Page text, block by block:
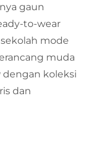
gaun
to-wear
mode
muda
koleksi
dan